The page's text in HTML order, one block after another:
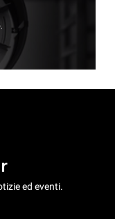
ed eventi.